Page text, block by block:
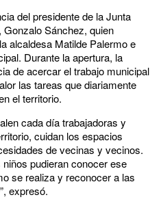
del presidente de la Junta
Sánchez, quien
alcaldesa Matilde Palermo e
Durante la apertura, la
de acercar el trabajo municipal
las tareas que diariamente
el territorio.
cada día trabajadoras y
cuidan los espacios
de vecinas y vecinos.
pudieran conocer ese
se realiza y reconocer a las
expresó.